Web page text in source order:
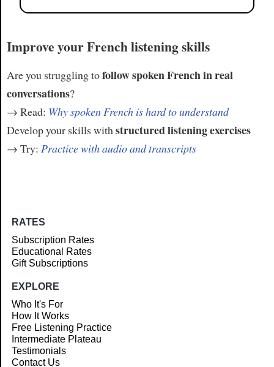
Improve your French listening skills
Are you struggling tofollow spoken French in real
conversations?
→ Read: Why spoken French is hard to understand
Develop your skills with structured listening exercises
→ Try: Practice with audio and transcripts
RATES
Subscription Rates
Educational Rates
Gift Subscriptions
EXPLORE
Who It's For
How It Works
Free Listening Practice
Intermediate Plateau
Testimonials
Contact Us